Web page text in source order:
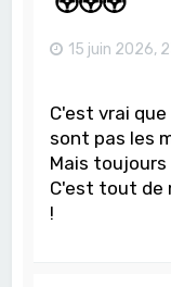
15 juin 2026,
C'est vrai
sont pas les
Mais toujours
C'est tout de
!